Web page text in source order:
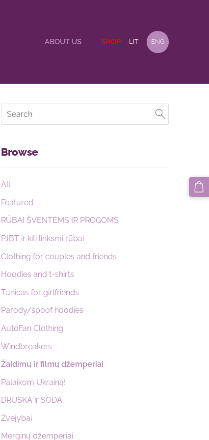
ABOUT US SHOP LIT ENG
Browse
All
Featured
RŪBAI ŠVENTĖMS IR PROGOMS
PJBT ir kiti linksmi rūbai
Clothing for couples and friends
Hoodies and t-shirts
Tunicas for girlfriends
Parody/spoof hoodies
AutoFan Clothing
Windbreakers
Žaidimų ir filmų džemperiai
Palaikom Ukrainą!
DRUSKA ir SODA
Žvejybai
Merginų džemperiai